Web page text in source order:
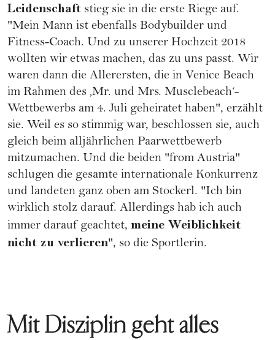
Leidenschaft stieg sie in die erste Riege auf.
"Mein Mann ist ebenfalls Bodybuilder und
Fitness-Coach. Und zu unserer Hochzeit 2018
wollten wir etwas machen, das zu uns passt. Wir
waren dann die Allerersten, die in Venice Beach
im Rahmen des ‚Mr. und Mrs. Musclebeach‘-
Wettbewerbs am 4. Juli geheiratet haben", erzählt
sie. Weil es so stimmig war, beschlossen sie, auch
gleich beim alljährlichen Paarwettbewerb
mitzumachen. Und die beiden "from Austria"
schlugen die gesamte internationale Konkurrenz
und landeten ganz oben am Stockerl. "Ich bin
wirklich stolz darauf. Allerdings hab ich auch
immer darauf geachtet, meine Weiblichkeit
nicht zu verlieren", so die Sportlerin.
Mit Disziplin geht alles